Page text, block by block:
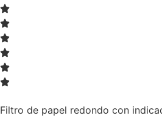
Filtro de papel redondo con